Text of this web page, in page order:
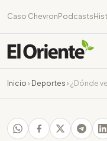
Caso Chevron Podcasts
Inicio › Deportes › ¿Dónde